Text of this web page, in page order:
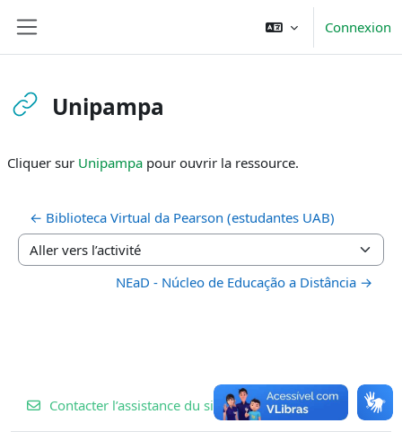
Connexion
Unipampa
Cliquer sur Unipampa pour ouvrir la ressource.
← Biblioteca Virtual da Pearson (estudantes UAB)
Aller vers l’activité
NEaD - Núcleo de Educação a Distância →
Contacter l’assistance du site